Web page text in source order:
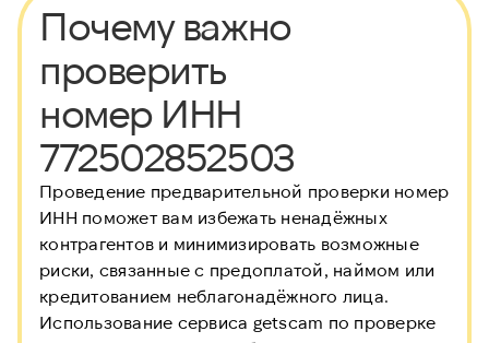
Почему важно
проверить
номер ИНН
772502852503
Проведение предварительной проверки номер
ИНН поможет вам избежать ненадёжных
контрагентов и минимизировать возможные
риски, связанные с предоплатой, наймом или
кредитованием неблагонадёжного лица.
Использование сервиса getscam по проверке